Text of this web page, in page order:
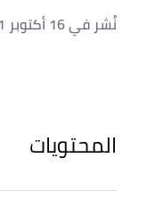
نُشر في 16 أكتوبر 2021
المحتويات